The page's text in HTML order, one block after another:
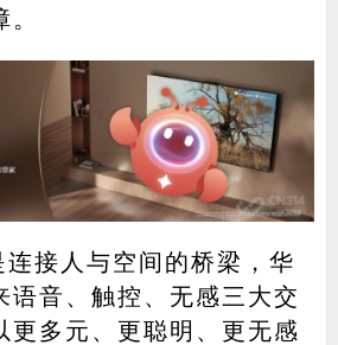
连接人与空间的桥梁，华
语音、触控、无感三大交
更多元、更聪明、更无感